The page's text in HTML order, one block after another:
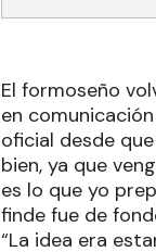
El formoseño
en
oficial desde
bien, ya que
es lo que yo
finde fue de
“La idea era